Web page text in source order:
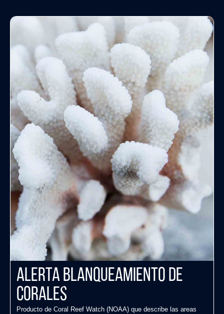
Alerta Blanqueamiento de
Corales
Producto de Coral Reef Watch (NOAA) que describe las areas